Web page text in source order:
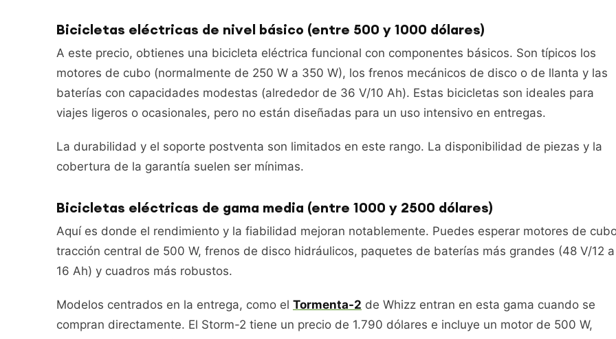
Bicicletas eléctricas de nivel básico (entre 500 y 1000 dólares)
A este precio, obtienes una bicicleta eléctrica funcional con componentes básicos. Son típicos los
motores de cubo (normalmente de 250 W a 350 W), los frenos mecánicos de disco o de llanta y las
baterías con capacidades modestas (alrededor de 36 V/10 Ah). Estas bicicletas son ideales para
viajes ligeros o ocasionales, pero no están diseñadas para un uso intensivo en entregas.
La durabilidad y el soporte postventa son limitados en este rango. La disponibilidad de piezas y la
cobertura de la garantía suelen ser mínimas.
Bicicletas eléctricas de gama media (entre 1000 y 2500 dólares)
Aquí es donde el rendimiento y la fiabilidad mejoran notablemente. Puedes esperar motores de
tracción central de 500 W, frenos de disco hidráulicos, paquetes de baterías más grandes (48 V/12 a
16 Ah) y cuadros más robustos.
Modelos centrados en la entrega, como el Tormenta-2 de Whizz entran en esta gama cuando se
compran directamente. El Storm-2 tiene un precio de 1.790 dólares e incluye un motor de 500 W,